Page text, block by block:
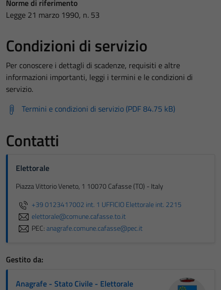
Norme di riferimento
Legge 21 marzo 1990, n. 53
Condizioni di servizio
Per conoscere i dettagli di scadenze, requisiti e altre
informazioni importanti, leggi i termini e le condizioni di
servizio.
Termini e condizioni di servizio (PDF 84.75 kB)
Contatti
Elettorale
Piazza Vittorio Veneto, 1 10070 Cafasse (TO) - Italy
+39 0123417002 int. 1 UFFICIO Elettorale int. 2215
elettorale@comune.cafasse.to.it
PEC:anagrafe.comune.cafasse@pec.it
Gestito da:
Anagrafe - Stato Civile - Elettorale